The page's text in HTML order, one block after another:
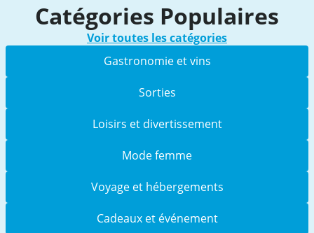
Catégories Populaires
Voir toutes les catégories
Gastronomie et vins
Sorties
Loisirs et divertissement
Mode femme
Voyage et hébergements
Cadeaux et événement